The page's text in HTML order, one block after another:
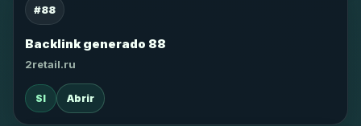
#88
Backlink generado 88
2retail.ru
SI Abrir